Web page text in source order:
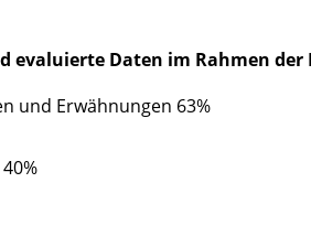
evaluierte Daten im Rahmen
und Erwähnungen 63%